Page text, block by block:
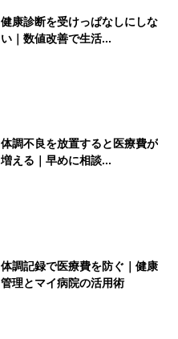
健康診断を受けっぱなしにしな
い｜数値改善で生活...
体調不良を放置すると医療費が
増える｜早めに相談...
体調記録で医療費を防ぐ｜健康
管理とマイ病院の活用術